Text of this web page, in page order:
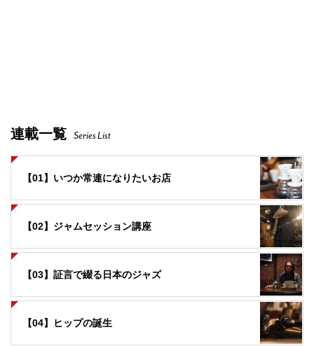
連載一覧 Series List
【01】いつか常連になりたいお店
【02】ジャムセッション講座
【03】証言で綴る日本のジャズ
【04】ヒップの誕生